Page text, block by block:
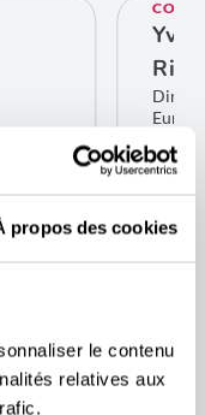
propos des cookies
le contenu
relatives aux
Yves